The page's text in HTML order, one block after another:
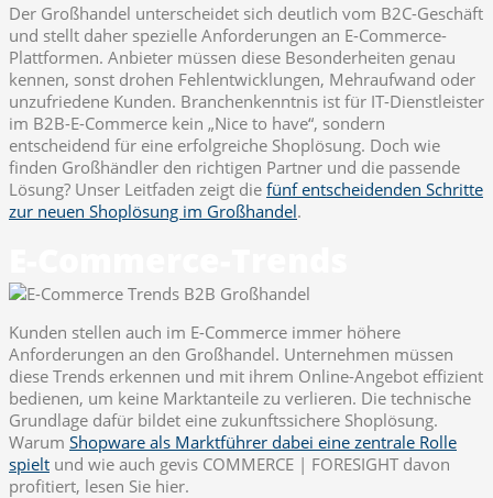
Der Großhandel unterscheidet sich deutlich vom B2C-Geschäft
und stellt daher spezielle Anforderungen an E-Commerce-
Plattformen. Anbieter müssen diese Besonderheiten genau
kennen, sonst drohen Fehlentwicklungen, Mehraufwand oder
unzufriedene Kunden. Branchenkenntnis ist für IT-Dienstleister
im B2B-E-Commerce kein „Nice to have“, sondern
entscheidend für eine erfolgreiche Shoplösung. Doch wie
finden Großhändler den richtigen Partner und die passende
Lösung? Unser Leitfaden zeigt die fünf entscheidenden Schritte
zur neuen Shoplösung im Großhandel.
Kunden stellen auch im E-Commerce immer höhere
Anforderungen an den Großhandel. Unternehmen müssen
diese Trends erkennen und mit ihrem Online-Angebot effizient
bedienen, um keine Marktanteile zu verlieren. Die technische
Grundlage dafür bildet eine zukunftssichere Shoplösung.
Warum Shopware als Marktführer dabei eine zentrale Rolle
spielt und wie auch gevis COMMERCE | FORESIGHT davon
profitiert, lesen Sie hier.